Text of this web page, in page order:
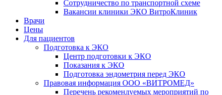
Сотрудничество по транспортной схеме
Вакансии клиники ЭКО ВитроКлиник
Врачи
Цены
Для пациентов
Подготовка к ЭКО
Центр подготовки к ЭКО
Показания к ЭКО
Подготовка эндометрия перед ЭКО
Правовая информация ООО «ВИТРОМЕД»
Перечень рекомендуемых мероприятий по